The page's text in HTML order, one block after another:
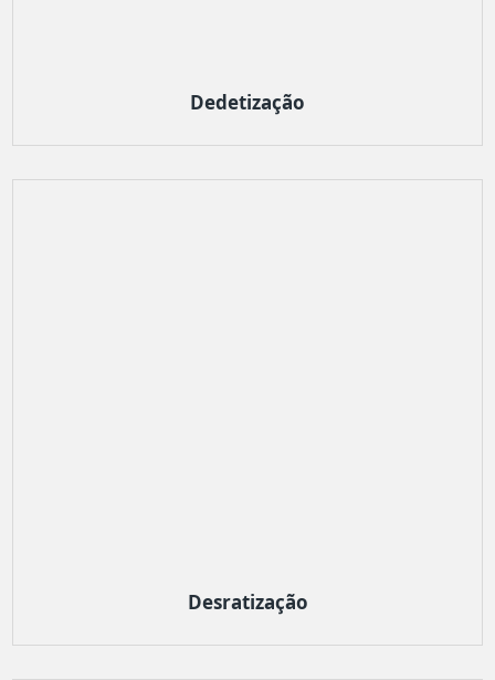
Dedetização
Desratização